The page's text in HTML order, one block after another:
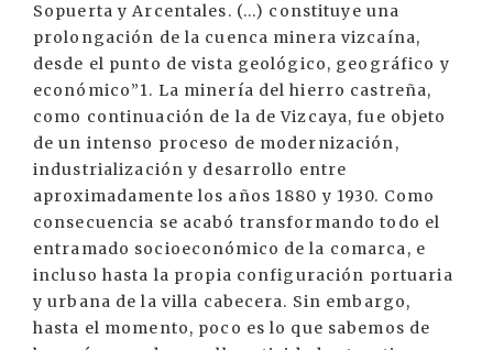
Sopuerta y Arcentales. (...) constituye una
prolongación de la cuenca minera vizcaína,
desde el punto de vista geológico, geográfico y
económico”1. La minería del hierro castreña,
como continuación de la de Vizcaya, fue objeto
de un intenso proceso de modernización,
industrialización y desarrollo entre
aproximadamente los años 1880 y 1930. Como
consecuencia se acabó transformando todo el
entramado socioeconómico de la comarca, e
incluso hasta la propia configuración portuaria
y urbana de la villa cabecera. Sin embargo,
hasta el momento, poco es lo que sabemos de